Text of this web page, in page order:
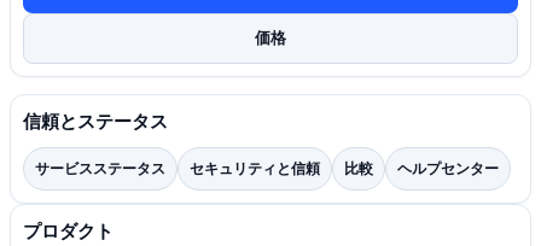
価格
信頼とステータス
サービスステータス セキュリティと信頼 比較 ヘルプセンター
プロダクト